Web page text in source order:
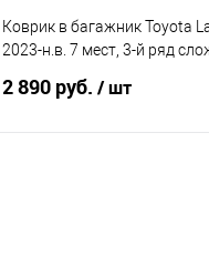
Коврик в багажник Toyota
2023-н.в. 7 мест, 3-й ряд
2 890 руб. / шт